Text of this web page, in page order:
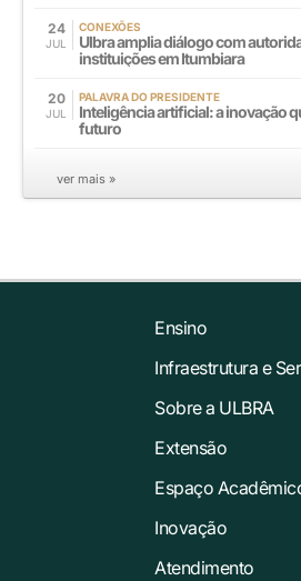
24
JUL
CONEXÕES
Ulbra amplia diálogo com
instituições em Itumbiara
20
JUL
PALAVRA DO PRESIDENTE
Inteligência artificial: a inovação
futuro
ver mais »
Ensino
Infraestrutura e
Sobre a ULBRA
Extensão
Espaço
Inovação
Atendimento